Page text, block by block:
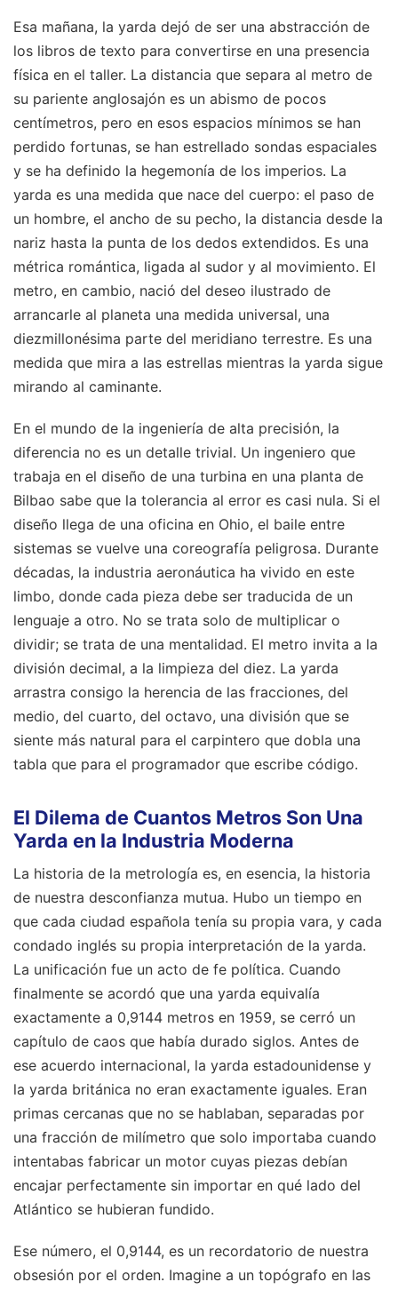
Esa mañana, la yarda dejó de ser una abstracción de
los libros de texto para convertirse en una presencia
física en el taller. La distancia que separa al metro de
su pariente anglosajón es un abismo de pocos
centímetros, pero en esos espacios mínimos se han
perdido fortunas, se han estrellado sondas espaciales
y se ha definido la hegemonía de los imperios. La
yarda es una medida que nace del cuerpo: el paso de
un hombre, el ancho de su pecho, la distancia desde la
nariz hasta la punta de los dedos extendidos. Es una
métrica romántica, ligada al sudor y al movimiento. El
metro, en cambio, nació del deseo ilustrado de
arrancarle al planeta una medida universal, una
diezmillonésima parte del meridiano terrestre. Es una
medida que mira a las estrellas mientras la yarda sigue
mirando al caminante.
En el mundo de la ingeniería de alta precisión, la
diferencia no es un detalle trivial. Un ingeniero que
trabaja en el diseño de una turbina en una planta de
Bilbao sabe que la tolerancia al error es casi nula. Si el
diseño llega de una oficina en Ohio, el baile entre
sistemas se vuelve una coreografía peligrosa. Durante
décadas, la industria aeronáutica ha vivido en este
limbo, donde cada pieza debe ser traducida de un
lenguaje a otro. No se trata solo de multiplicar o
dividir; se trata de una mentalidad. El metro invita a la
división decimal, a la limpieza del diez. La yarda
arrastra consigo la herencia de las fracciones, del
medio, del cuarto, del octavo, una división que se
siente más natural para el carpintero que dobla una
tabla que para el programador que escribe código.
El Dilema de Cuantos Metros Son Una
Yarda en la Industria Moderna
La historia de la metrología es, en esencia, la historia
de nuestra desconfianza mutua. Hubo un tiempo en
que cada ciudad española tenía su propia vara, y cada
condado inglés su propia interpretación de la yarda.
La unificación fue un acto de fe política. Cuando
finalmente se acordó que una yarda equivalía
exactamente a 0,9144 metros en 1959, se cerró un
capítulo de caos que había durado siglos. Antes de
ese acuerdo internacional, la yarda estadounidense y
la yarda británica no eran exactamente iguales. Eran
primas cercanas que no se hablaban, separadas por
una fracción de milímetro que solo importaba cuando
intentabas fabricar un motor cuyas piezas debían
encajar perfectamente sin importar en qué lado del
Atlántico se hubieran fundido.
Ese número, el 0,9144, es un recordatorio de nuestra
obsesión por el orden. Imagine a un topógrafo en las